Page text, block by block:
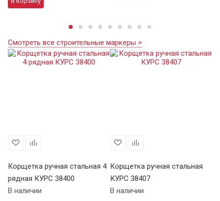
Смотреть все строительные маркеры >
Корщетка ручная стальная 4
рядная КУРС 38400
В наличии
Корщетка ручная стальная
КУРС 38407
В наличии